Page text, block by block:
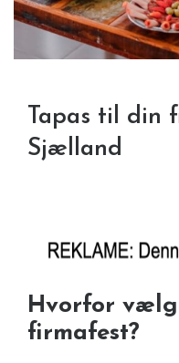
Tapas til din
Sjælland
Hvorfor
firmafest?